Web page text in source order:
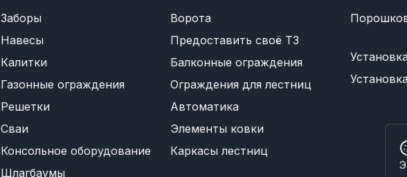
Заборы
Ворота
Навесы
Предоставить своё ТЗ
Калитки
Балконные ограждения
Газонные ограждения
Ограждения для лестниц
Решетки
Автоматика
Сваи
Элементы ковки
Консольное оборудование
Каркасы лестниц
Шлагбаумы